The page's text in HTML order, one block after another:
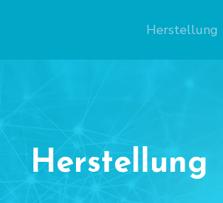
Herstellung
Herstellung